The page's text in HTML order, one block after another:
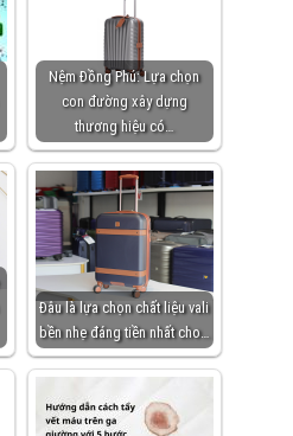
Nệm Đồng Phú: Lựa chọn
con đường xây dựng
thương hiệu có…
Đâu là lựa chọn chất liệu vali
bền nhẹ đáng tiền nhất cho…